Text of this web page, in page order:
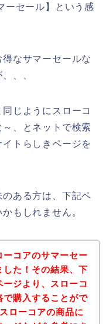
ーセール】という感
なサマーセールな
、、
じようにスローコ
、とネットで検索
トらしきページを
ある方は、下記ペ
もしれません。
コアのサマーセー
た！その結果、下
ジより、スローコ
で購入することがで
ローコアの商品に